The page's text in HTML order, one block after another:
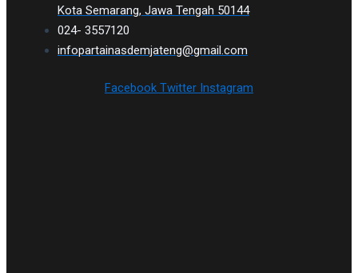
Kota Semarang, Jawa Tengah 50144
024- 3557120
infopartainasdemjateng@gmail.com
Facebook Twitter Instagram